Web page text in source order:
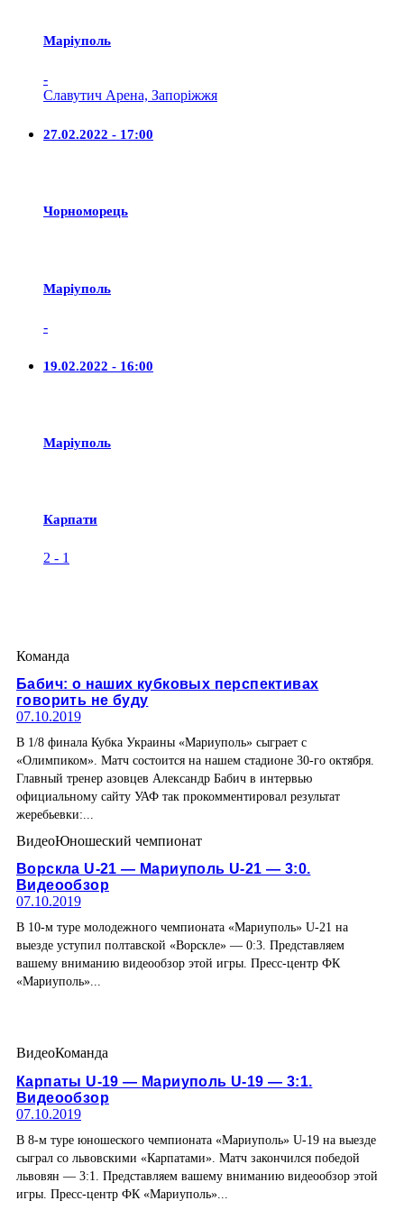
Маріуполь
-
Славутич Арена, Запоріжжя
27.02.2022 - 17:00
Чорноморець
Маріуполь
-
19.02.2022 - 16:00
Маріуполь
Карпати
2 - 1
Команда
Бабич: о наших кубковых перспективах
говорить не буду
07.10.2019
В 1/8 финала Кубка Украины «Мариуполь» сыграет с
«Олимпиком». Матч состоится на нашем стадионе 30-го октября.
Главный тренер азовцев Александр Бабич в интервью
официальному сайту УАФ так прокомментировал результат
жеребьевки:...
ВидеоЮношеский чемпионат
Ворскла U-21 — Мариуполь U-21 — 3:0.
Видеообзор
07.10.2019
В 10-м туре молодежного чемпионата «Мариуполь» U-21 на
выезде уступил полтавской «Ворскле» — 0:3. Представляем
вашему вниманию видеообзор этой игры. Пресс-центр ФК
«Мариуполь»...
ВидеоКоманда
Карпаты U-19 — Мариуполь U-19 — 3:1.
Видеообзор
07.10.2019
В 8-м туре юношеского чемпионата «Мариуполь» U-19 на выезде
сыграл со львовскими «Карпатами». Матч закончился победой
львовян — 3:1. Представляем вашему вниманию видеообзор этой
игры. Пресс-центр ФК «Мариуполь»...